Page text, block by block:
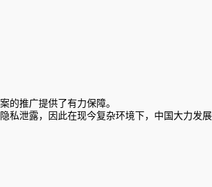
推广提供了有力保障。
私泄露，因此在现今复杂环境下，中国大力发展